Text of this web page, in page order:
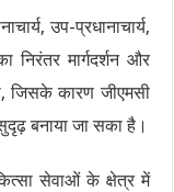
उप-प्रधानाचार्य,
निरंतर मार्गदर्शन और
जिसके कारण जीएमसी
बनाया जा सका है।
सेवाओं के क्षेत्र में